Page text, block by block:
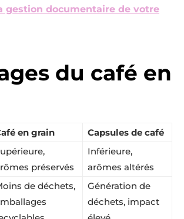
gestion documentaire de votre
du café en
en grain
Capsules de café
préservés
Inférieure,
arômes altérés
de déchets,
Génération de
déchets, impact